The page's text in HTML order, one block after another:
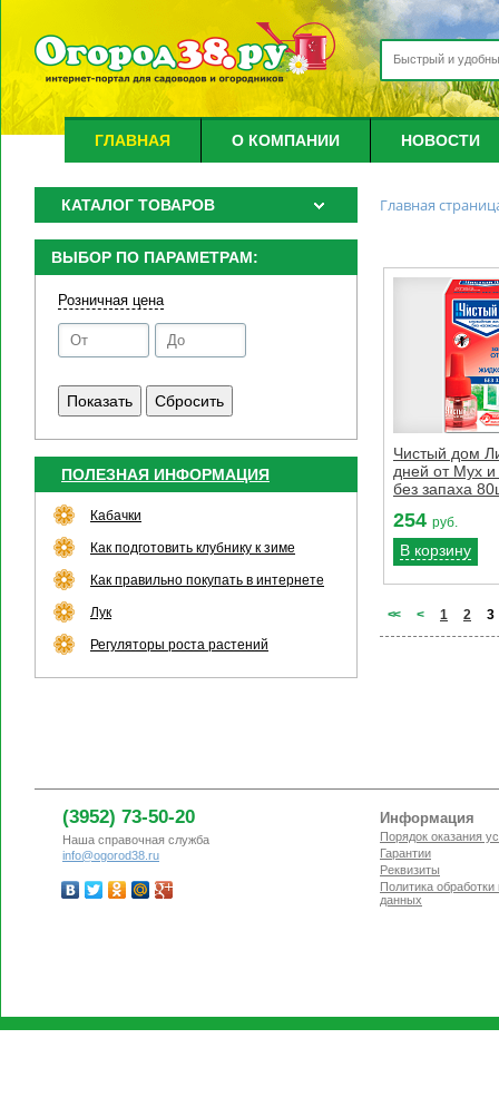
ГЛАВНАЯ О КОМПАНИИ НОВОСТИ
КАТАЛОГ ТОВАРОВ
ВЫБОР ПО ПАРАМЕТРАМ:
Розничная цена
ПОЛЕЗНАЯ ИНФОРМАЦИЯ
Кабачки
Как подготовить клубнику к зиме
Как правильно покупать в интернете
Лук
Регуляторы роста растений
Главная
Чистый дом
дней от Мух
без запаха
254 руб.
В корзину
<< < 1 2 3
(3952) 73-50-20
Наша справочная служба
info@ogorod38.ru
Информация
Порядок оказания
Гарантии
Реквизиты
Политика
данных